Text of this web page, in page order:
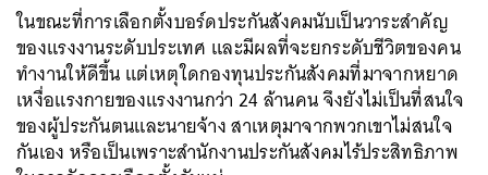
ในขณะที่การเลือกตั้งบอร์ดประกันสังคมนับเป็นวาระสำคัญ
ของแรงงานระดับประเทศ และมีผลที่จะยกระดับชีวิตของคน
ทำงานให้ดีขึ้น แต่เหตุใดกองทุนประกันสังคมที่มาจากหยาด
เหงื่อแรงกายของแรงงานกว่า 24 ล้านคน จึงยังไม่เป็นที่สนใจ
ของผู้ประกันตนและนายจ้าง สาเหตุมาจากพวกเขาไม่สนใจ
กันเอง หรือเป็นเพราะสำนักงานประกันสังคมไร้ประสิทธิภาพ